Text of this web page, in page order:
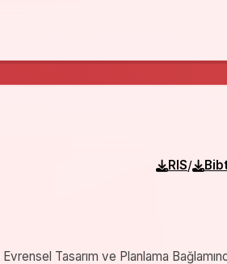
RIS/
Tasarım ve Planlama